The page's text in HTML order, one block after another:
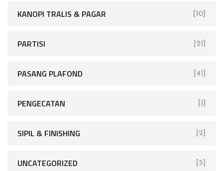
KANOPI TRALIS & PAGAR [10]
PARTISI [21]
PASANG PLAFOND [41]
PENGECATAN [1]
SIPIL & FINISHING [2]
UNCATEGORIZED [5]